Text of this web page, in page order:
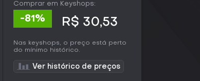
Comprar em Keyshops:
-81% R$ 30,53
Nas keyshops, o preço está perto
do mínimo histórico.
Ver histórico de preços